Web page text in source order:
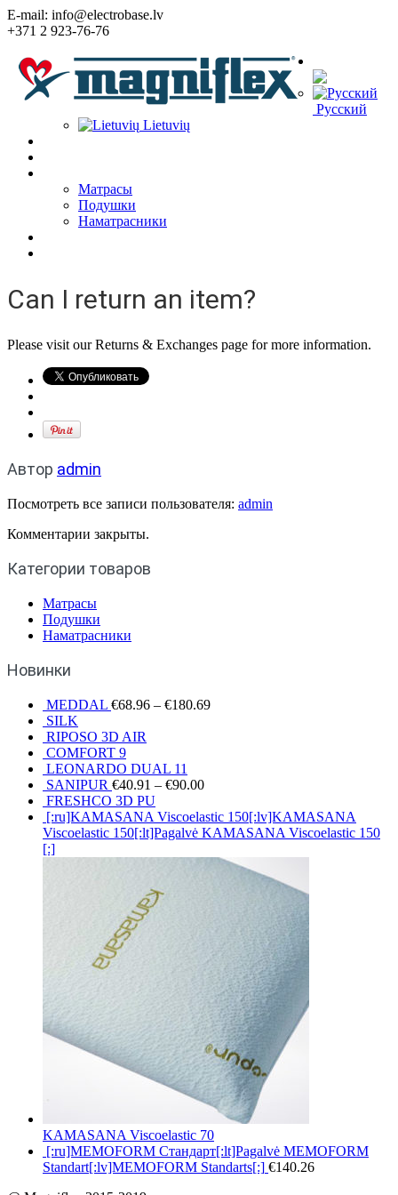
E-mail: info@electrobase.lv
+371 2 923-76-76
Русский
Lietuvių
Матрасы
Подушки
Наматрасники
Can I return an item?
Please visit our Returns & Exchanges page for more information.
Автор admin
Посмотреть все записи пользователя: admin
Комментарии закрыты.
Категории товаров
Матрасы
Подушки
Наматрасники
Новинки
MEDDAL €68.96 – €180.69
SILK
RIPOSO 3D AIR
COMFORT 9
LEONARDO DUAL 11
SANIPUR €40.91 – €90.00
FRESHCO 3D PU
[:ru]KAMASANA Viscoelastic 150[:lv]KAMASANA
Viscoelastic 150[:lt]Pagalvė KAMASANA Viscoelastic 150
[:]
KAMASANA Viscoelastic 70
[:ru]MEMOFORM Стандарт[:lt]Pagalvė MEMOFORM
Standart[:lv]MEMOFORM Standarts[:] €140.26